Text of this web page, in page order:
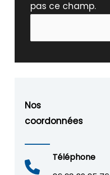
pas ce champ.
Nos
coordonnées
Téléphone